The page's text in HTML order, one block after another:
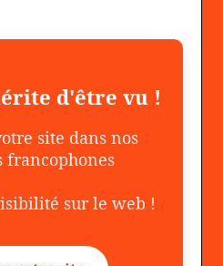
d'être vu !
site dans nos
francophones
sur le web !